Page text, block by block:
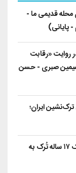
قدیمی ما -
روایت «رقابت
سیمین صبری - حسن
ایران؛
قزوین؛ امیرعلی قاجاری کودک ۱۷ ساله تُرک به